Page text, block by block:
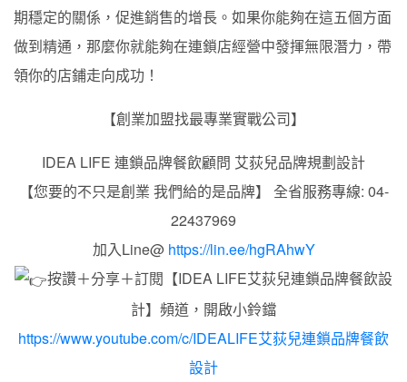
期穩定的關係，促進銷售的增長。如果你能夠在這五個方面
做到精通，那麼你就能夠在連鎖店經營中發揮無限潛力，帶
領你的店鋪走向成功！
【創業加盟找最專業實戰公司】
IDEA LIFE 連鎖品牌餐飲顧問 艾荻兒品牌規劃設計
【您要的不只是創業 我們給的是品牌】 全省服務專線: 04-
22437969
加入Line@ https://lin.ee/hgRAhwY
按讚＋分享＋訂閱【IDEA LIFE艾荻兒連鎖品牌餐飲設
計】頻道，開啟小鈴鐺
https://www.youtube.com/c/IDEALIFE艾荻兒連鎖品牌餐飲
設計